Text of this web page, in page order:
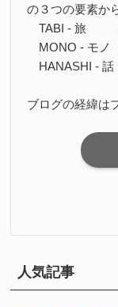
の３つの要素か
TABI - 旅
MONO - モノ
HANASHI - 話
ブログの経緯は
人気記事